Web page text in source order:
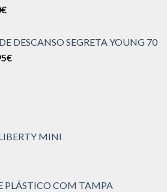
€
DESCANSO SEGRETA YOUNG 70
€
MINI
PLÁSTICO COM TAMPA